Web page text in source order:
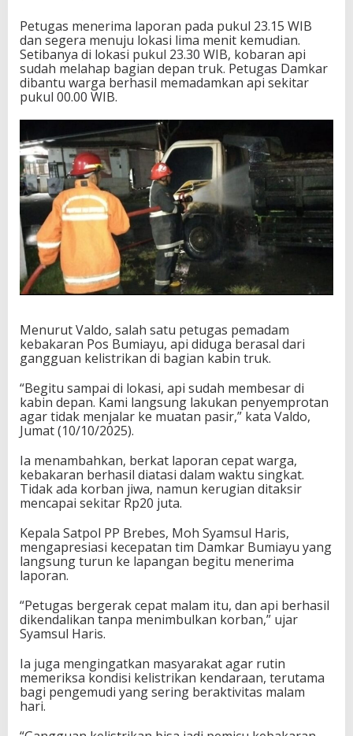
Petugas menerima laporan pada pukul 23.15 WIB
dan segera menuju lokasi lima menit kemudian.
Setibanya di lokasi pukul 23.30 WIB, kobaran api
sudah melahap bagian depan truk. Petugas Damkar
dibantu warga berhasil memadamkan api sekitar
pukul 00.00 WIB.
Menurut Valdo, salah satu petugas pemadam
kebakaran Pos Bumiayu, api diduga berasal dari
gangguan kelistrikan di bagian kabin truk.
“Begitu sampai di lokasi, api sudah membesar di
kabin depan. Kami langsung lakukan penyemprotan
agar tidak menjalar ke muatan pasir,” kata Valdo,
Jumat (10/10/2025).
Ia menambahkan, berkat laporan cepat warga,
kebakaran berhasil diatasi dalam waktu singkat.
Tidak ada korban jiwa, namun kerugian ditaksir
mencapai sekitar Rp20 juta.
Kepala Satpol PP Brebes, Moh Syamsul Haris,
mengapresiasi kecepatan tim Damkar Bumiayu yang
langsung turun ke lapangan begitu menerima
laporan.
“Petugas bergerak cepat malam itu, dan api berhasil
dikendalikan tanpa menimbulkan korban,” ujar
Syamsul Haris.
Ia juga mengingatkan masyarakat agar rutin
memeriksa kondisi kelistrikan kendaraan, terutama
bagi pengemudi yang sering beraktivitas malam
hari.